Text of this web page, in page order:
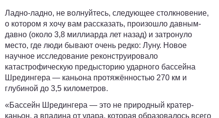
Ладно-ладно, не волнуйтесь, следующее столкновение,
о котором я хочу вам рассказать, произошло давным-
давно (около 3,8 миллиарда лет назад) и затронуло
место, где люди бывают очень редко: Луну. Новое
научное исследование реконструировало
катастрофическую предысторию ударного бассейна
Шредингера — каньона протяжённостью 270 км и
глубиной до 3,5 километров.
«Бассейн Шредингера — это не природный кратер-
каньон, а впадина от удара, которая образовалось всего